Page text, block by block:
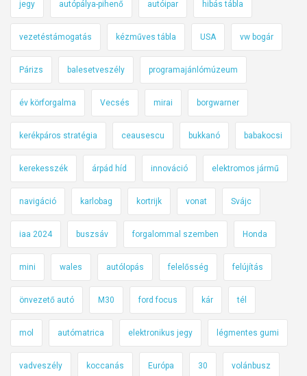
jegy autópálya-pihenő autóipar hibás tábla
vezetéstámogatás kézműves tábla USA vw bogár
Párizs balesetveszély programajánlómúzeum
év körforgalma Vecsés mirai borgwarner
kerékpáros stratégia ceausescu bukkanó babakocsi
kerekesszék árpád híd innováció elektromos jármű
navigáció karlobag kortrijk vonat Svájc
iaa 2024 buszsáv forgalommal szemben Honda
mini wales autólopás felelősség felújítás
önvezető autó M30 ford focus kár tél
mol autómatrica elektronikus jegy légmentes gumi
vadveszély koccanás Európa 30 volánbusz